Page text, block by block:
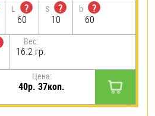
L
?
60
S
?
10
b
?
60
Вес:
16.2 гр.
Цена:
40р. 37коп.